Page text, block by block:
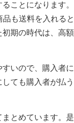
ことになります。
も送料を入れると
期の時代は、高額
いので、購入者に
ても購入者が払う
とめています。是